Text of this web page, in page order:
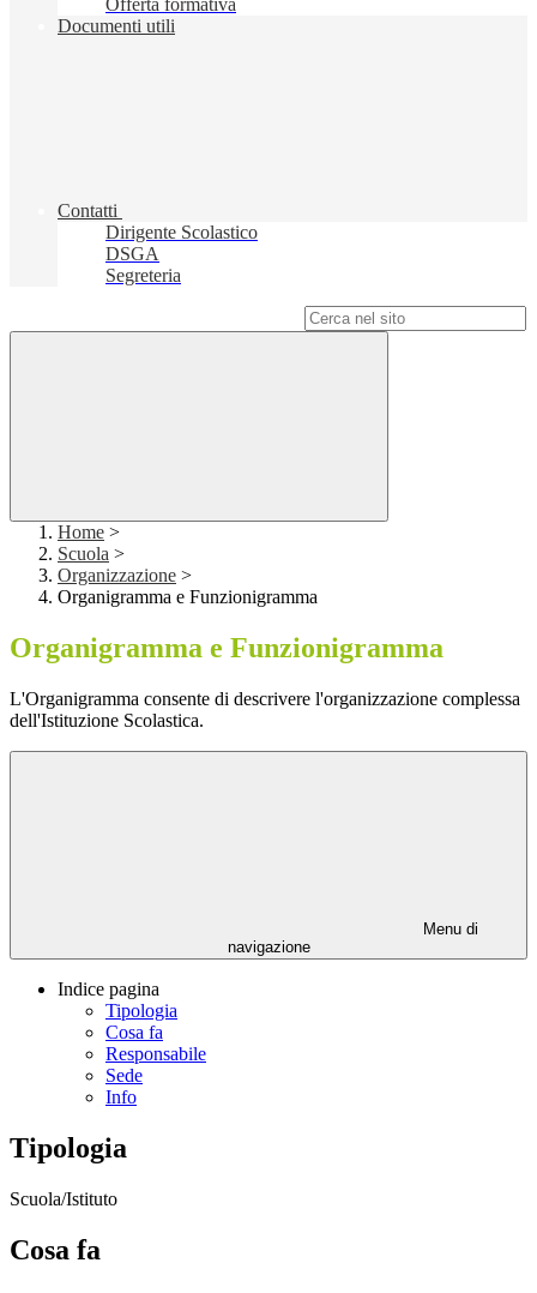
Offerta formativa
Documenti utili
Contatti
Dirigente Scolastico
DSGA
Segreteria
Home >
Scuola >
Organizzazione >
Organigramma e Funzionigramma
Organigramma e Funzionigramma
L'Organigramma consente di descrivere l'organizzazione complessa
dell'Istituzione Scolastica.
Menu di
navigazione
Indice pagina
Tipologia
Cosa fa
Responsabile
Sede
Info
Tipologia
Scuola/Istituto
Cosa fa